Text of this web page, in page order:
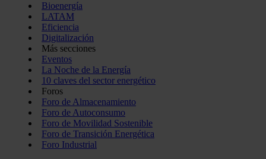
Bioenergía
LATAM
Eficiencia
Digitalización
Más secciones
Eventos
La Noche de la Energía
10 claves del sector energético
Foros
Foro de Almacenamiento
Foro de Autoconsumo
Foro de Movilidad Sostenible
Foro de Transición Energética
Foro Industrial